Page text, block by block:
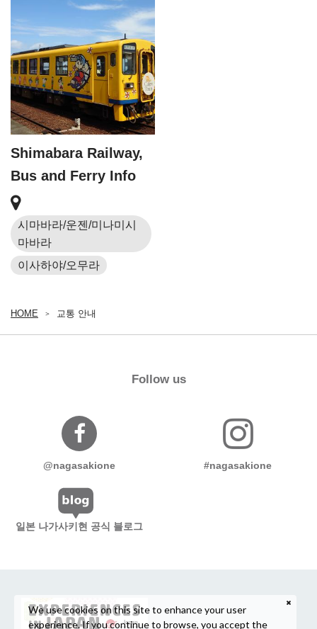
Shimabara Railway,
Bus and Ferry Info
시마바라/운젠/미나미시
마바라
이사하야/오무라
HOME 교통 안내
Follow us
@nagasakione #nagasakione
일본 나가사키현 공식 블로그
We use cookies on this site to enhance your user
experience. If you continue to browse, you accept the